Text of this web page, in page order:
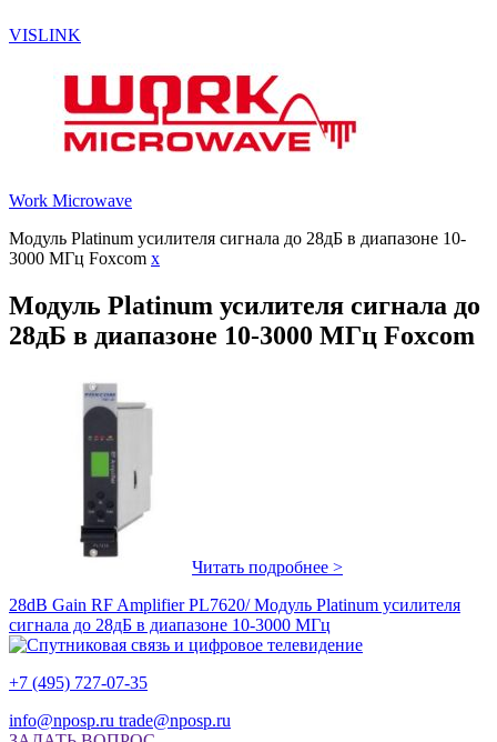
VISLINK
Work Microwave
Модуль Platinum усилителя сигнала до 28дБ в диапазоне 10-
3000 МГц Foxcom x
Модуль Platinum усилителя сигнала до
28дБ в диапазоне 10-3000 МГц Foxcom
Читать подробнее >
28dB Gain RF Amplifier PL7620/ Модуль Platinum усилителя
сигнала до 28дБ в диапазоне 10-3000 МГц
+7 (495) 727-07-35
info@nposp.ru trade@nposp.ru